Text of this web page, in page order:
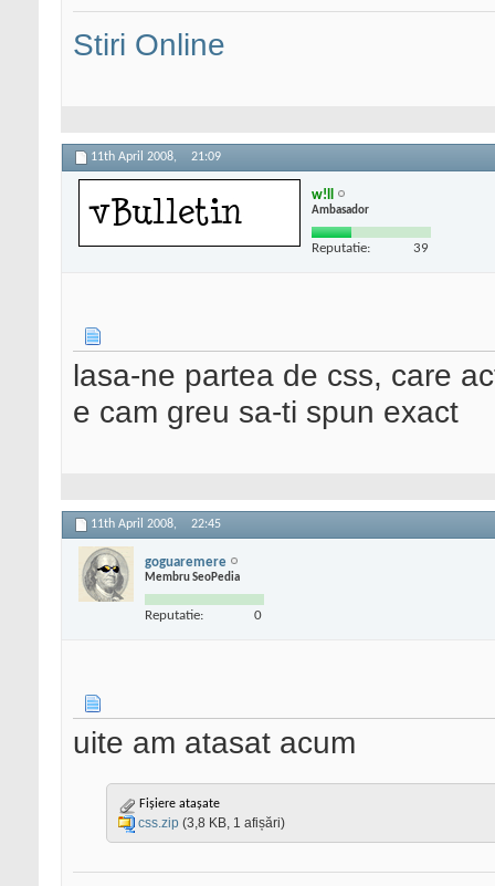
Stiri Online
11th April 2008, 21:09
w!ll
Ambasador
Reputatie: 39
lasa-ne partea de css, care
e cam greu sa-ti spun exact
11th April 2008, 22:45
goguaremere
Membru SeoPedia
Reputatie: 0
uite am atasat acum
Fișiere atașate
css.zip (3,8 KB, 1 afișări)